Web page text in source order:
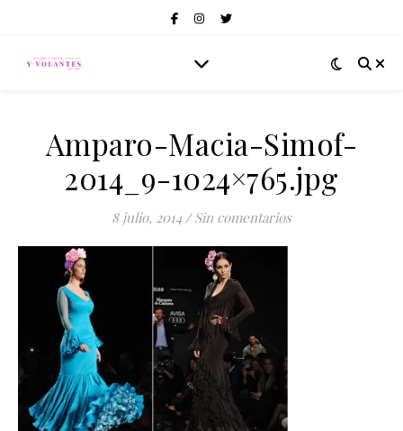
Amparo-Macia-Simof-
2014_9-1024×765.jpg
8 julio, 2014 / Sin comentarios